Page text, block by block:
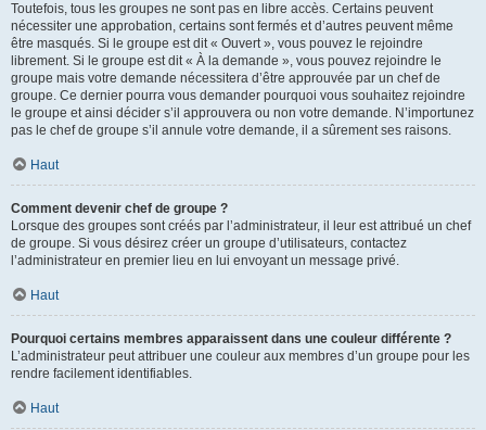
Toutefois, tous les groupes ne sont pas en libre accès. Certains peuvent
nécessiter une approbation, certains sont fermés et d’autres peuvent même
être masqués. Si le groupe est dit « Ouvert », vous pouvez le rejoindre
librement. Si le groupe est dit « À la demande », vous pouvez rejoindre le
groupe mais votre demande nécessitera d’être approuvée par un chef de
groupe. Ce dernier pourra vous demander pourquoi vous souhaitez rejoindre
le groupe et ainsi décider s’il approuvera ou non votre demande. N’importunez
pas le chef de groupe s’il annule votre demande, il a sûrement ses raisons.
Haut
Comment devenir chef de groupe ?
Lorsque des groupes sont créés par l’administrateur, il leur est attribué un chef
de groupe. Si vous désirez créer un groupe d’utilisateurs, contactez
l’administrateur en premier lieu en lui envoyant un message privé.
Haut
Pourquoi certains membres apparaissent dans une couleur différente ?
L’administrateur peut attribuer une couleur aux membres d’un groupe pour les
rendre facilement identifiables.
Haut